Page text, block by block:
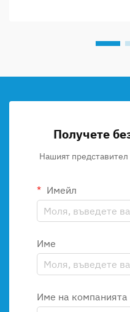
Получете
Нашият
Имейл
Име
Име на компанията